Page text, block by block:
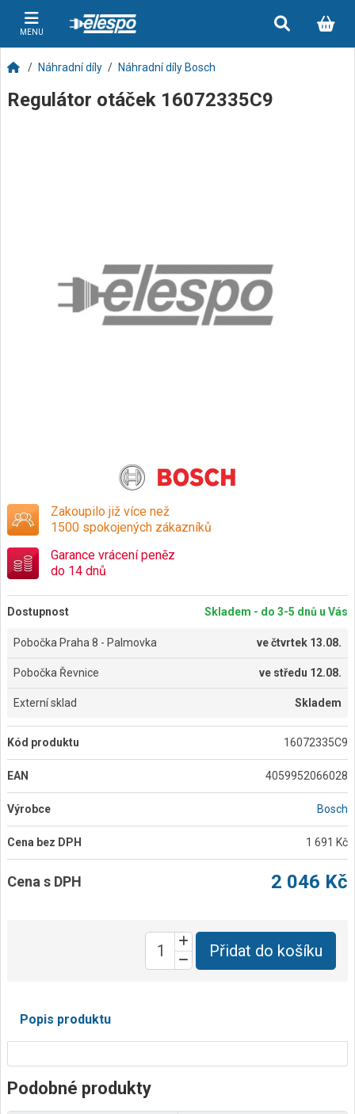
MENU
Náhradní díly Náhradní díly Bosch
Regulátor otáček 16072335C9
Zakoupilo již více než
1500 spokojených zákazníků
Garance vrácení peněz
do 14 dnů
Dostupnost Skladem - do 3-5 dnů u Vás
Pobočka Praha 8 - Palmovka večtvrtek 13.08.
Pobočka Řevnice ve středu 12.08.
Externí sklad Skladem
Kód produktu 16072335C9
EAN 4059952066028
Výrobce Bosch
Cena bez DPH 1 691 Kč
Cena s DPH 2 046 Kč
Přidat do košíku
Popis produktu
Podobné produkty